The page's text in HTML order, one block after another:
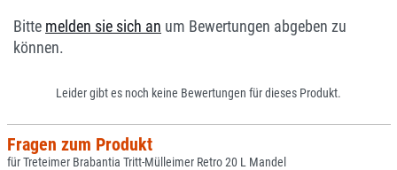
Bitte melden sie sich an um Bewertungen abgeben zu
können.
Leider gibt es noch keine Bewertungen für dieses Produkt.
Fragen zum Produkt
für Treteimer Brabantia Tritt-Mülleimer Retro 20 L Mandel